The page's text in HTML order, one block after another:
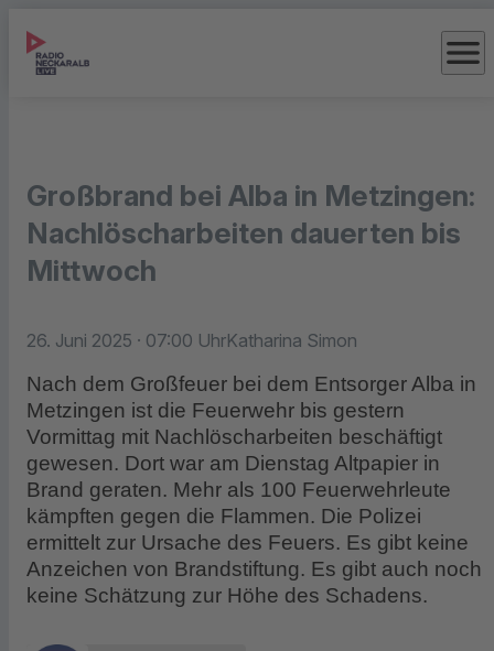
menu
Großbrand bei Alba in Metzingen:
Nachlöscharbeiten dauerten bis
Mittwoch
26. Juni 2025 · 07:00 UhrKatharina Simon
Nach dem Großfeuer bei dem Entsorger Alba in
Metzingen ist die Feuerwehr bis gestern
Vormittag mit Nachlöscharbeiten beschäftigt
gewesen. Dort war am Dienstag Altpapier in
Brand geraten. Mehr als 100 Feuerwehrleute
kämpften gegen die Flammen. Die Polizei
ermittelt zur Ursache des Feuers. Es gibt keine
Anzeichen von Brandstiftung. Es gibt auch noch
keine Schätzung zur Höhe des Schadens.